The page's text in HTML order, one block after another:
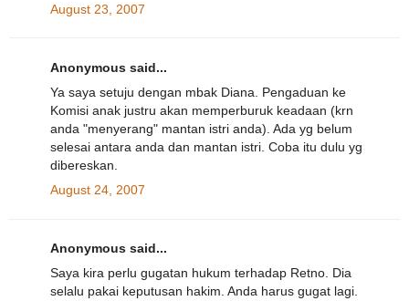
August 23, 2007
Anonymous said...
Ya saya setuju dengan mbak Diana. Pengaduan ke
Komisi anak justru akan memperburuk keadaan (krn
anda "menyerang" mantan istri anda). Ada yg belum
selesai antara anda dan mantan istri. Coba itu dulu yg
dibereskan.
August 24, 2007
Anonymous said...
Saya kira perlu gugatan hukum terhadap Retno. Dia
selalu pakai keputusan hakim. Anda harus gugat lagi.